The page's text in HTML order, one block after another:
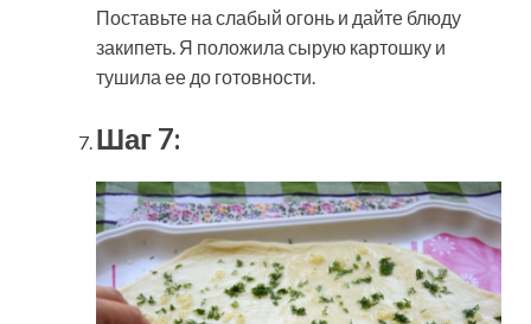
Поставьте на слабый огонь и дайте блюду
закипеть. Я положила сырую картошку и
тушила ее до готовности.
Шаг 7: